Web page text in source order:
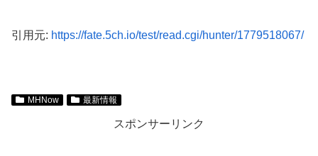
引用元: https://fate.5ch.io/test/read.cgi/hunter/1779518067/
MHNow 最新情報
スポンサーリンク